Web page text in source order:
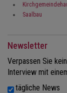
Saalbau
Newsletter
Verpassen Sie
Interview mit
tägliche News